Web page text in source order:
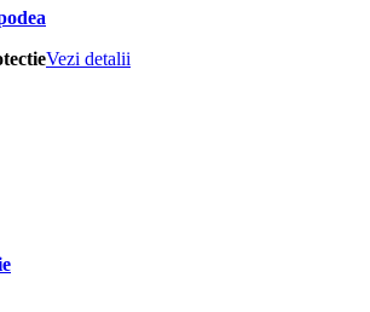
Vezi detalii